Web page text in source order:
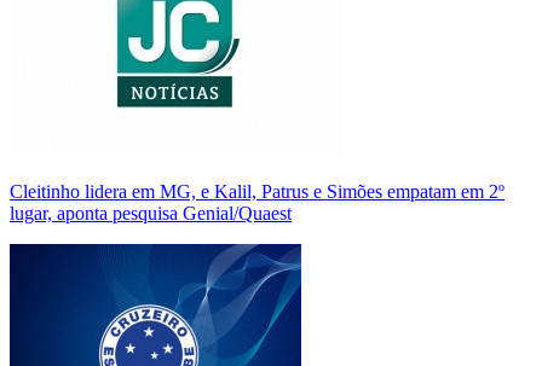
Cleitinho lidera em MG, e Kalil, Patrus e Simões empatam em 2º
lugar, aponta pesquisa Genial/Quaest